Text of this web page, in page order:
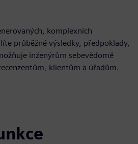
komplexních
průběžné výsledky, předpoklady,
inženýrům sebevědomě
klientům a úřadům.